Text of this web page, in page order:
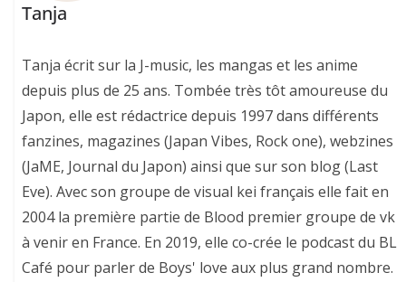
Tanja
Tanja écrit sur la J-music, les mangas et les anime
depuis plus de 25 ans. Tombée très tôt amoureuse du
Japon, elle est rédactrice depuis 1997 dans différents
fanzines, magazines (Japan Vibes, Rock one), webzines
(JaME, Journal du Japon) ainsi que sur son blog (Last
Eve). Avec son groupe de visual kei français elle fait en
2004 la première partie de Blood premier groupe de vk
à venir en France. En 2019, elle co-crée le podcast du BL
Café pour parler de Boys' love aux plus grand nombre.